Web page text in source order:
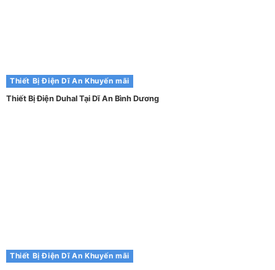
Thiết Bị Điện Dĩ An Khuyến mãi
Thiết Bị Điện Duhal Tại Dĩ An Bình Dương
Thiết Bị Điện Dĩ An Khuyến mãi